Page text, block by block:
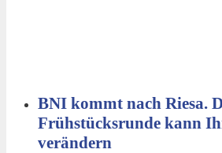
BNI kommt nach Riesa.
Frühstücksrunde kann
verändern